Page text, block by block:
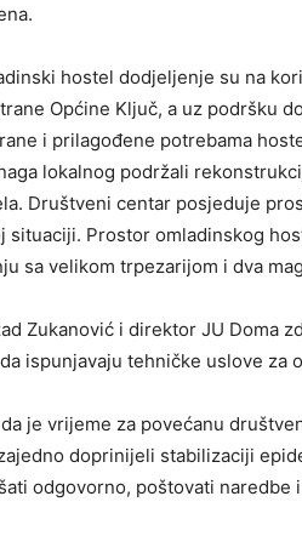
hostel dodjeljenje su na
Općine Ključ, a uz podršku
i prilagođene potrebama
lokalnog podržali
Društveni centar posjeduje
situaciji. Prostor omladinskog
sa velikom trpezarijom i dva
Zukanović i direktor JU Doma
ispunjavaju tehničke uslove za
je vrijeme za povećanu
doprinijeli stabilizaciji
odgovorno, poštovati